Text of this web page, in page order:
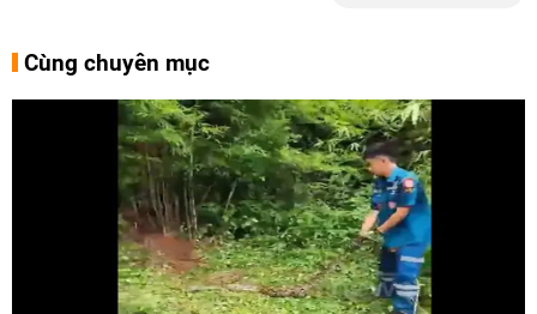
Cùng chuyên mục